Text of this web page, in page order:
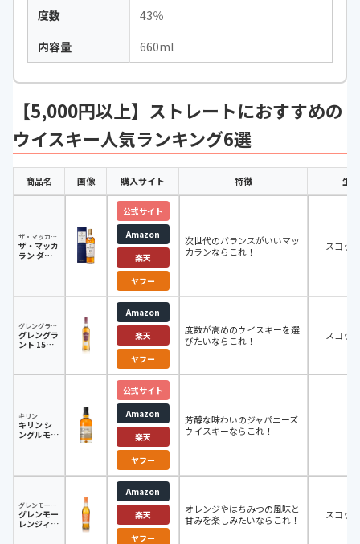
度数
43％
内容量
660ml
【5,000円以上】ストレートにおすすめの
ウイスキー人気ランキング6選
商品名 画像 購入サイト 特徴 生
ザ・マッカラン
ザ・マッカ
ラン ダブ
公式サイト
Amazon
楽天
ヤフー
次世代のバランスがいいマッ
カランならこれ！
スコッ
グレングラント
グレングラ
ント 15年
Amazon
楽天
ヤフー
度数が高めのウイスキーを選
びたいならこれ！
スコッ
キリン
キリン シ
ングルモル
700ml
公式サイト
Amazon
楽天
ヤフー
芳醇な味わいのジャパニーズ
ウイスキーならこれ！
グレンモーレンジィ
グレンモー
レンジィ
Amazon
楽天
ヤフー
オレンジやはちみつの風味と
甘みを楽しみたいならこれ！
スコッ